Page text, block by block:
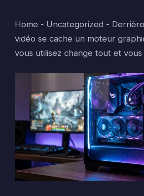
Home - Uncategorized -
vidéo se cache un moteur
vous utilisez change tout et